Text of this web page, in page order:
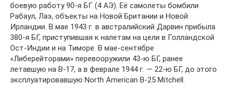
боевую работу 90-я БГ (4 АЭ). Её самолеты бомбили
Рабаул, Лаэ, объекты на Новой Британии и Новой
Ирландии. В мае 1943 г. в австралийский Дарвин прибыла
380-я БГ, приступившая к налетам на цели в Голландской
Ост-Индии и на Тиморе. В мае-сентябре
«Либерейторами» перевооружили 43-ю БГ, ранее
летавшую на В-17, а в феврале 1944 г. — 22-ю БГ, до этого
эксплуатировавшую North American B-25 Mitchell.